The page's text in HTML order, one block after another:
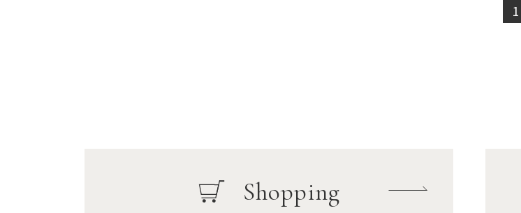
1
Shopping